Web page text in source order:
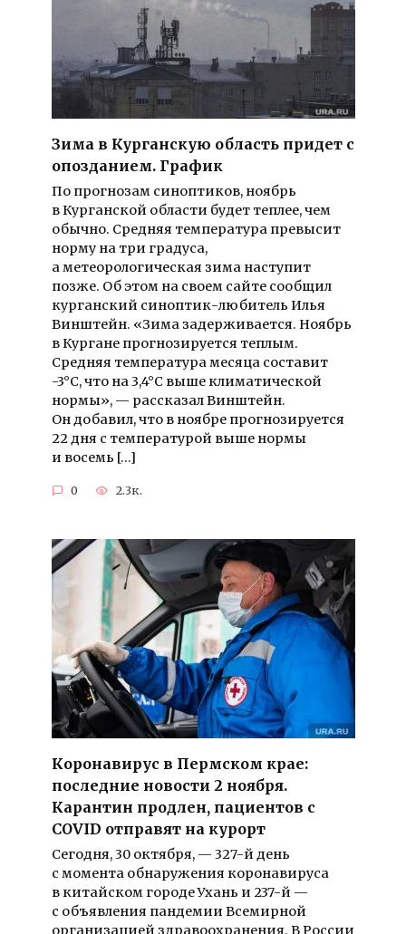
Зима в Курганскую область придет с
опозданием. График
По прогнозам синоптиков, ноябрь
в Курганской области будет теплее, чем
обычно. Средняя температура превысит
норму на три градуса,
а метеорологическая зима наступит
позже. Об этом на своем сайте сообщил
курганский синоптик-любитель Илья
Винштейн. «Зима задерживается. Ноябрь
в Кургане прогнозируется теплым.
Средняя температура месяца составит
-3°C, что на 3,4°C выше климатической
нормы», — рассказал Винштейн.
Он добавил, что в ноябре прогнозируется
22 дня с температурой выше нормы
и восемь […]
0 2.3к.
Коронавирус в Пермском крае:
последние новости 2 ноября.
Карантин продлен, пациентов с
COVID отправят на курорт
Сегодня, 30 октября, — 327-й день
с момента обнаружения коронавируса
в китайском городе Ухань и 237-й —
с объявления пандемии Всемирной
организацией здравоохранения. В России